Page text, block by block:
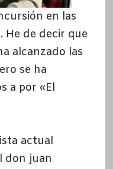
en las
He de decir que
alcanzado las
se ha
a por «El
actual
don juan